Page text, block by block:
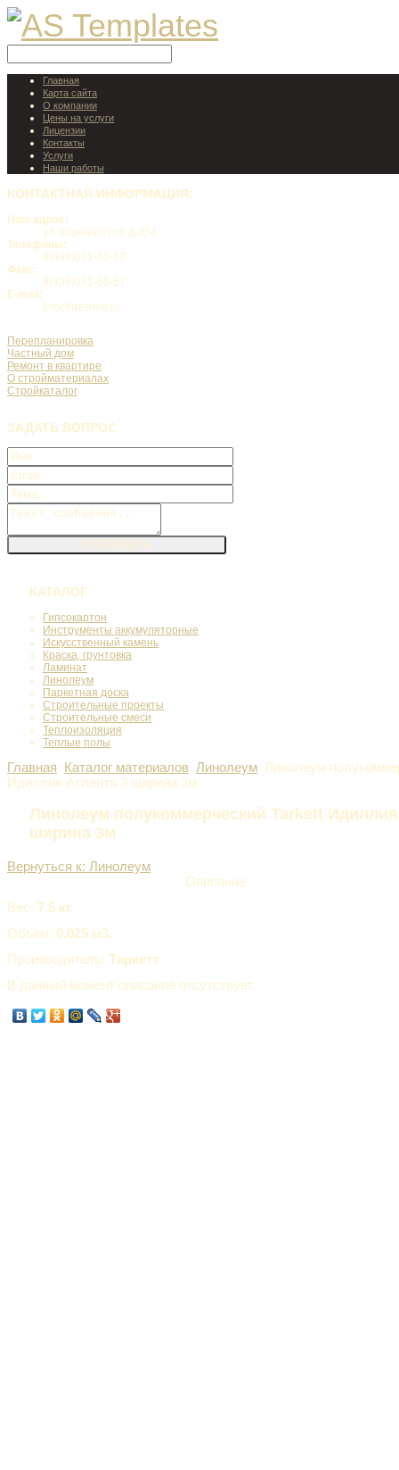
Главная
Карта сайта
О компании
Цены на услуги
Лицензии
Контакты
Услуги
Наши работы
КОНТАКТНАЯ ИНФОРМАЦИЯ:
Наш адрес:
ул. Коренастого, д.454
Телефоны:
8(499)031-50-57
Факс:
8(499)031-50-57
E-mail:
info@desrem.ru
Перепланировка
Частный дом
Ремонт в квартире
О стройматериалах
Стройкаталог
ЗАДАТЬ ВОПРОС
КАТАЛОГ
Гипсокартон
Инструменты аккумуляторные
Искусственный камень
Краска, грунтовка
Ламинат
Линолеум
Паркетная доска
Строительные проекты
Строительные смеси
Теплоизоляция
Теплые полы
Главная Каталог материалов Линолеум Линолеум
Идиллия Атланта 3 ширина 3м
Линолеум полукоммерческий Tarkett
ширина 3м
Вернуться к: Линолеум
Описание
Вес: 7.5 кг.
Объём: 0.025 м3.
Производитель: Таркетт
В данный момент описание отсутствует.